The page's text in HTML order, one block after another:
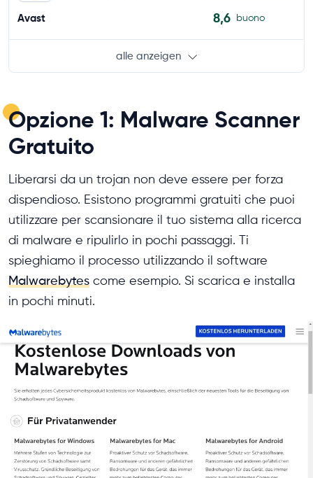
Avast 8,6 buono
alle anzeigen
Opzione 1: Malware Scanner
Gratuito
Liberarsi da un trojan non deve essere per forza
dispendioso. Esistono programmi gratuiti che puoi
utilizzare per scansionare il tuo sistema alla ricerca
di malware e ripulirlo in pochi passaggi. Ti
spieghiamo il processo utilizzando il software
Malwarebytes come esempio. Si scarica e installa
in pochi minuti.